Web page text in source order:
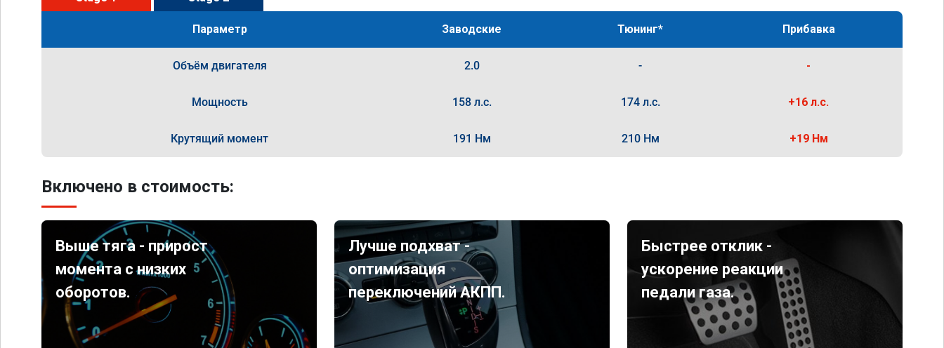
Параметр Заводские Тюнинг* Прибавка
Объём двигателя 2.0 - -
Мощность 158 л.с. 174 л.с. +16 л.с.
Крутящий момент 191 Нм 210 Нм +19 Нм
Включено в стоимость:
Выше тяга - прирост
момента с низких
оборотов.
Лучше подхват -
оптимизация
переключений АКПП.
Быстрее отклик -
ускорение реакции
педали газа.